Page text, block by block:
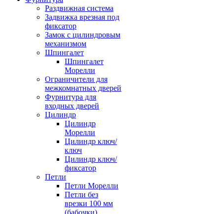
Раздвижная система
Задвижка врезная под
фиксатор
Замок с цилиндровым
механизмом
Шпингалет
Шпингалет
Морелли
Ограничители для
межкомнатных дверей
Фурнитура для
входных дверей
Цилиндр
Цилиндр
Морелли
Цилиндр ключ/
ключ
Цилиндр ключ/
фиксатор
Петли
Петли Морелли
Петли без
врезки 100 мм
(бабочки)